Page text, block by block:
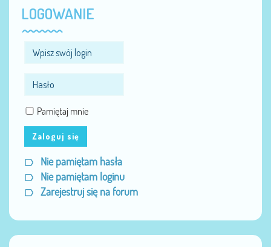
LOGOWANIE
Pamiętaj mnie
Zaloguj się
Nie pamiętam hasła
Nie pamiętam loginu
Zarejestruj się na forum